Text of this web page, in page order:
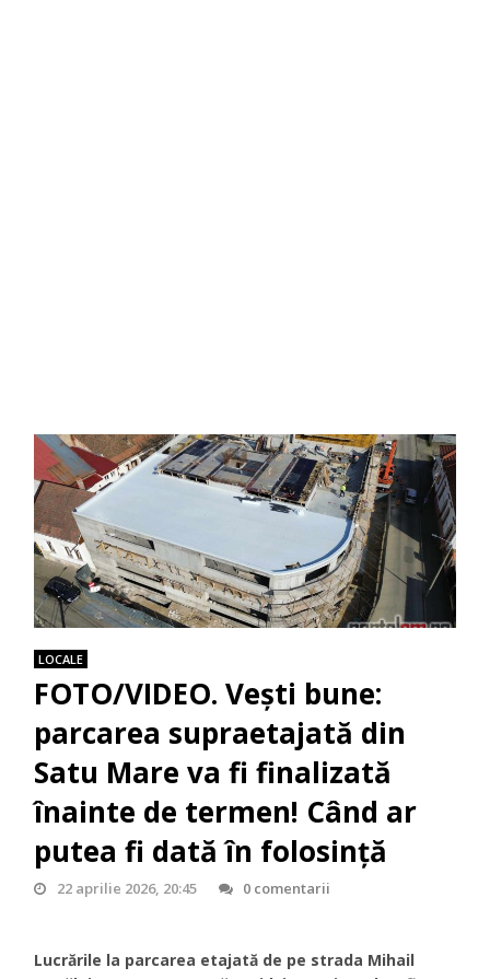
LOCALE
FOTO/VIDEO. Vești bune:
parcarea supraetajată din
Satu Mare va fi finalizată
înainte de termen! Când ar
putea fi dată în folosință
22 aprilie 2026, 20:45 0 comentarii
Lucrările la parcarea etajată de pe strada Mihail